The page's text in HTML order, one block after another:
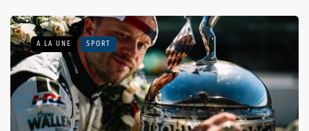
A LA UNE SPORT